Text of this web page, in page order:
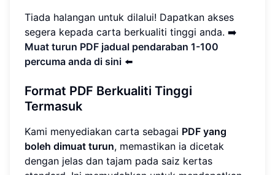
Tiada halangan untuk dilalui! Dapatkan akses
segera kepada carta berkualiti tinggi anda. ➡️
Muat turun PDF jadual pendaraban 1-100
percuma anda di sini ⬅️
Format PDF Berkualiti Tinggi
Termasuk
Kami menyediakan carta sebagai PDF yang
boleh dimuat turun, memastikan ia dicetak
dengan jelas dan tajam pada saiz kertas